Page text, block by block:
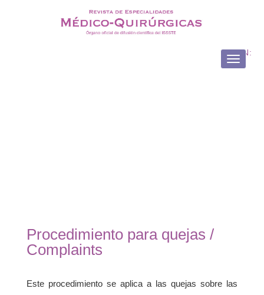
ISSN:
Toggle
Procedimiento para quejas /
Complaints
Este procedimiento se aplica a las quejas sobre las